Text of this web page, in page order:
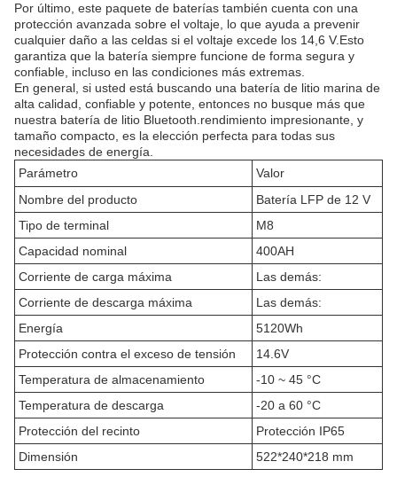
Por último, este paquete de baterías también cuenta con una
protección avanzada sobre el voltaje, lo que ayuda a prevenir
cualquier daño a las celdas si el voltaje excede los 14,6 V.Esto
garantiza que la batería siempre funcione de forma segura y
confiable, incluso en las condiciones más extremas.
En general, si usted está buscando una batería de litio marina de
alta calidad, confiable y potente, entonces no busque más que
nuestra batería de litio Bluetooth.rendimiento impresionante, y
tamaño compacto, es la elección perfecta para todas sus
necesidades de energía.
Parámetro
Valor
Nombre del producto
Batería LFP de 12 V
Tipo de terminal
M8
Capacidad nominal
400AH
Corriente de carga máxima
Las demás:
Corriente de descarga máxima
Las demás:
Energía
5120Wh
Protección contra el exceso de tensión
14.6V
Temperatura de almacenamiento
-10 ~ 45 °C
Temperatura de descarga
-20 a 60 °C
Protección del recinto
Protección IP65
Dimensión
522*240*218 mm